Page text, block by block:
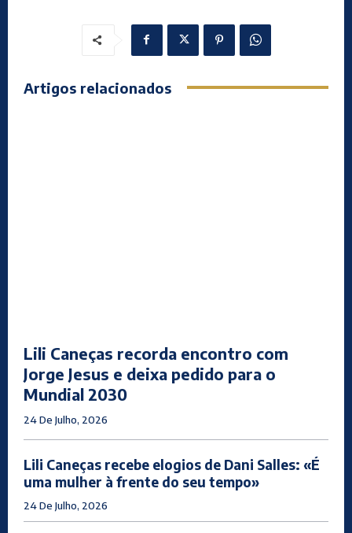
Artigos relacionados
Lili Caneças recorda encontro com
Jorge Jesus e deixa pedido para o
Mundial 2030
24 De Julho, 2026
Lili Caneças recebe elogios de Dani Salles: «É
uma mulher à frente do seu tempo»
24 De Julho, 2026